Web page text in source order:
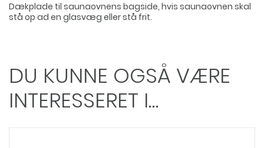
Dækplade til saunaovnens bagside, hvis saunaovnen skal
stå op ad en glasvæg eller stå frit.
DU KUNNE OGSÅ VÆRE
INTERESSERET I…